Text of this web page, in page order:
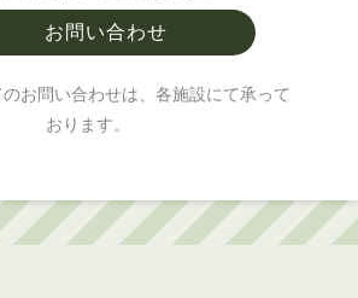
お問い合わせ
お問い合わせは、各施設にて承って
おります。